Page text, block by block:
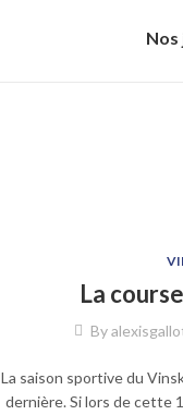
La
By
La saison sportive du
dernière. Si lors de cette